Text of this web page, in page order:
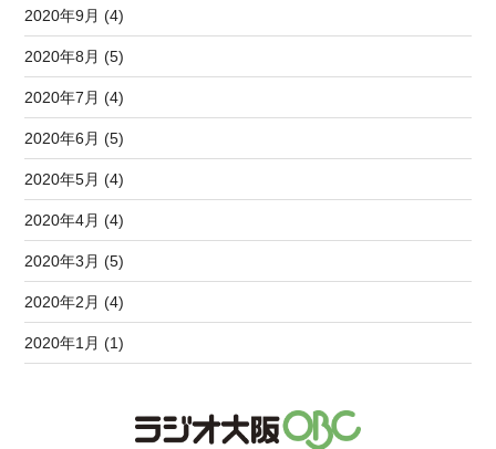
2020年9月 (4)
2020年8月 (5)
2020年7月 (4)
2020年6月 (5)
2020年5月 (4)
2020年4月 (4)
2020年3月 (5)
2020年2月 (4)
2020年1月 (1)